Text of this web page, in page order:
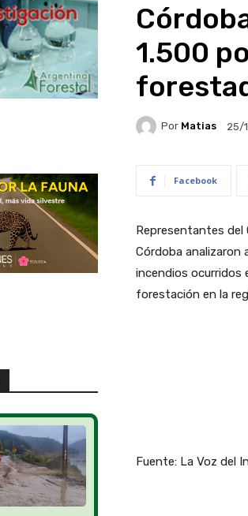
1.500
Por Matias 25/
Facebook
Representantes del
Córdoba analizaron
incendios ocurridos
forestación en la
Fuente: La Voz del